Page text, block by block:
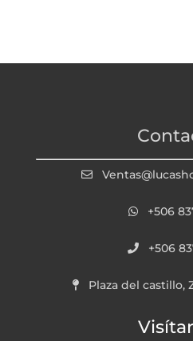
+506
+506
Plaza del castillo,